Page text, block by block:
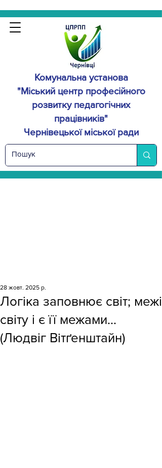
Комунальна установа
"Міський центр професійного
розвитку педагогічних
працівників"
Чернівецької міської ради
Логіка заповнює світ; межі
світу і є її межами...
(Людвіг Вiтґенштайн)
28 жовт. 2025 р.